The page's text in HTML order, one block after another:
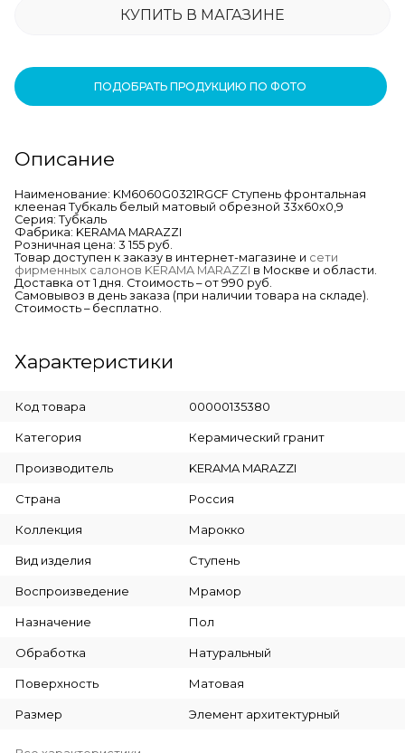
КУПИТЬ В МАГАЗИНЕ
ПОДОБРАТЬ ПРОДУКЦИЮ ПО ФОТО
Описание
Наименование: KM6060G0321RGCF Ступень фронтальная
клееная Тубкаль белый матовый обрезной 33x60x0,9
Серия: Тубкаль
Фабрика: KERAMA MARAZZI
Розничная цена: 3 155 руб.
Товар доступен к заказу в интернет-магазине и сети
фирменных салонов KERAMA MARAZZI в Москве и области.
Доставка от 1 дня. Стоимость – от 990 руб.
Самовывоз в день заказа (при наличии товара на складе).
Стоимость – бесплатно.
Характеристики
Код товара 00000135380
Категория Керамический гранит
Производитель KERAMA MARAZZI
Страна Россия
Коллекция Марокко
Вид изделия Ступень
Воспроизведение Мрамор
Назначение Пол
Обработка Натуральный
Поверхность Матовая
Размер Элемент архитектурный